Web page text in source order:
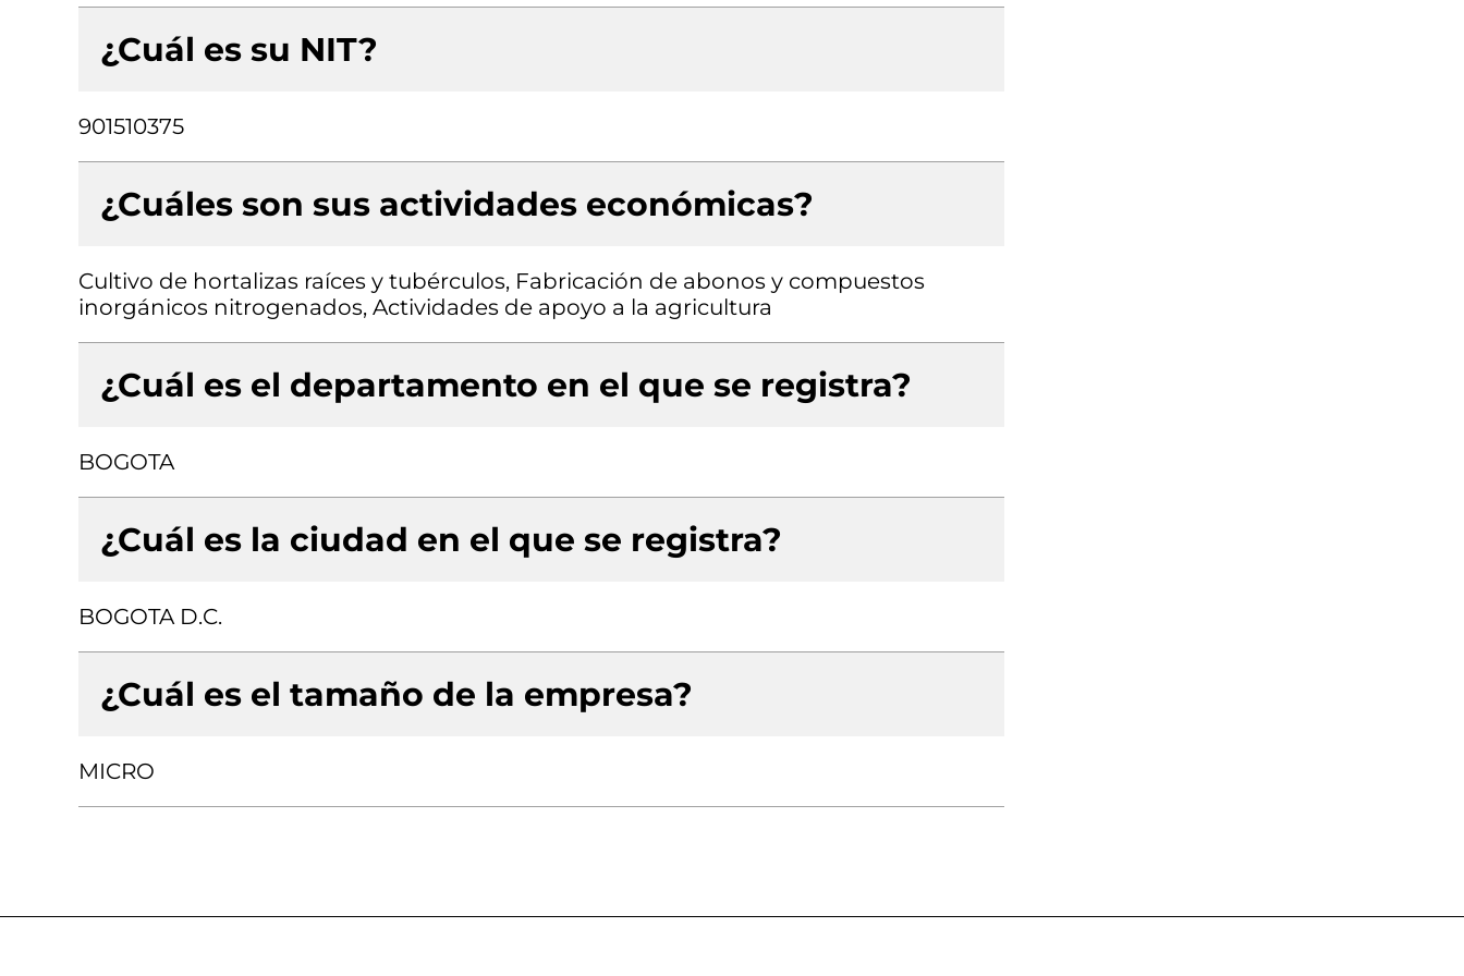
¿Cuál es su NIT?
901510375
¿Cuáles son sus actividades económicas?
Cultivo de hortalizas raíces y tubérculos, Fabricación de abonos y compuestos
inorgánicos nitrogenados, Actividades de apoyo a la agricultura
¿Cuál es el departamento en el que se registra?
BOGOTA
¿Cuál es la ciudad en el que se registra?
BOGOTA D.C.
¿Cuál es el tamaño de la empresa?
MICRO